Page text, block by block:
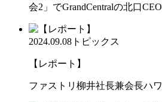
会2」でGrandCentralの北口
2024.09.08 トピックス
【レポート】
ファストリ柳井社長兼会長ハ